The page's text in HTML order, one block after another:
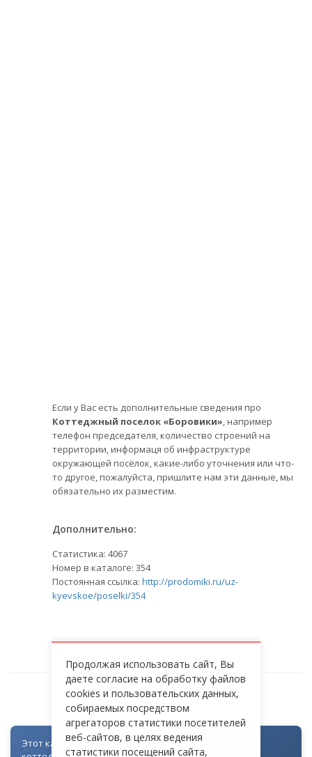
Если у Вас есть дополнительные сведения про
Коттеджный поселок «Боровики», например
телефон председателя, количество строений на
территории, информаця об инфраструктуре
окружающей посёлок, какие-либо уточнения или что-
то другое, пожалуйста, пришлите нам эти данные, мы
обязательно их разместим.
Дополнительно:
Статистика: 4067
Номер в каталоге: 354
Постоянная ссылка: http://prodomiki.ru/uz-
kyevskoe/poselki/354
БОРОВИКИ
Этот каталог создан как часть цифровой экосистемы
Продолжая использовать сайт, Вы
даете согласие на обработку файлов
cookies и пользовательских данных,
собираемых посредством
агрегаторов статистики посетителей
веб-сайтов, в целях ведения
статистики посещений сайта,